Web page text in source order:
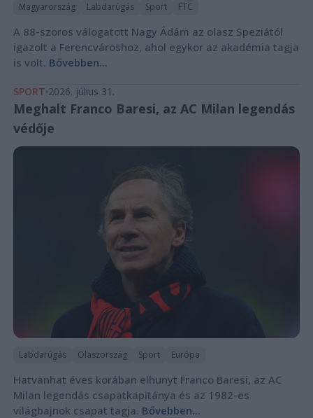
Magyarország Labdarúgás Sport FTC
A 88-szoros válogatott Nagy Ádám az olasz Speziától
igazolt a Ferencvároshoz, ahol egykor az akadémia tagja
is volt. Bővebben...
SPORT 2026. július 31.
Meghalt Franco Baresi, az AC Milan legendás
védője
Labdarúgás Olaszország Sport Európa
Hatvanhat éves korában elhunyt Franco Baresi, az AC
Milan legendás csapatkapitánya és az 1982-es
világbajnok csapat tagja. Bővebben...